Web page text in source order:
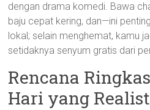
dengan drama komedi. Bawa
baju cepat kering, dan—ini
lokal; selain menghemat, kamu
setidaknya senyum gratis dari
Rencana
Hari yang